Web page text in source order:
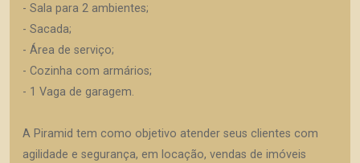
- Sala para 2 ambientes;
- Sacada;
- Área de serviço;
- Cozinha com armários;
- 1 Vaga de garagem.
A Piramid tem como objetivo atender seus clientes com
agilidade e segurança, em locação, vendas de imóveis